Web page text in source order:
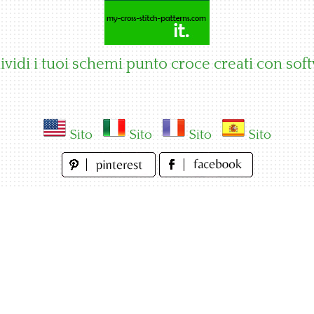
i tuoi schemi punto croce creati con
Sito Sito Sito Sito